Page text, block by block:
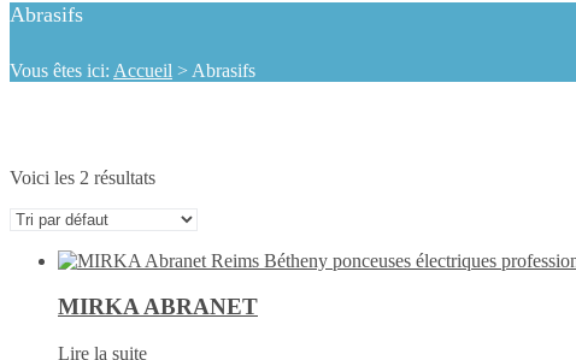
Abrasifs
Vous êtes ici: Accueil > Abrasifs
Voici les 2 résultats
MIRKA ABRANET
Lire la suite